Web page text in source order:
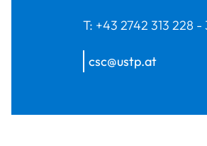
T: +43 2742 313 228 -
csc@ustp.at